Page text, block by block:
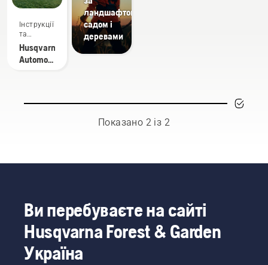
Інструкції
та
керівництва
Husqvarna
Automower® –
ландшафтом,
садом і
деревами
Показано 2 із 2
Ви перебуваєте на сайті
Husqvarna Forest & Garden
Україна